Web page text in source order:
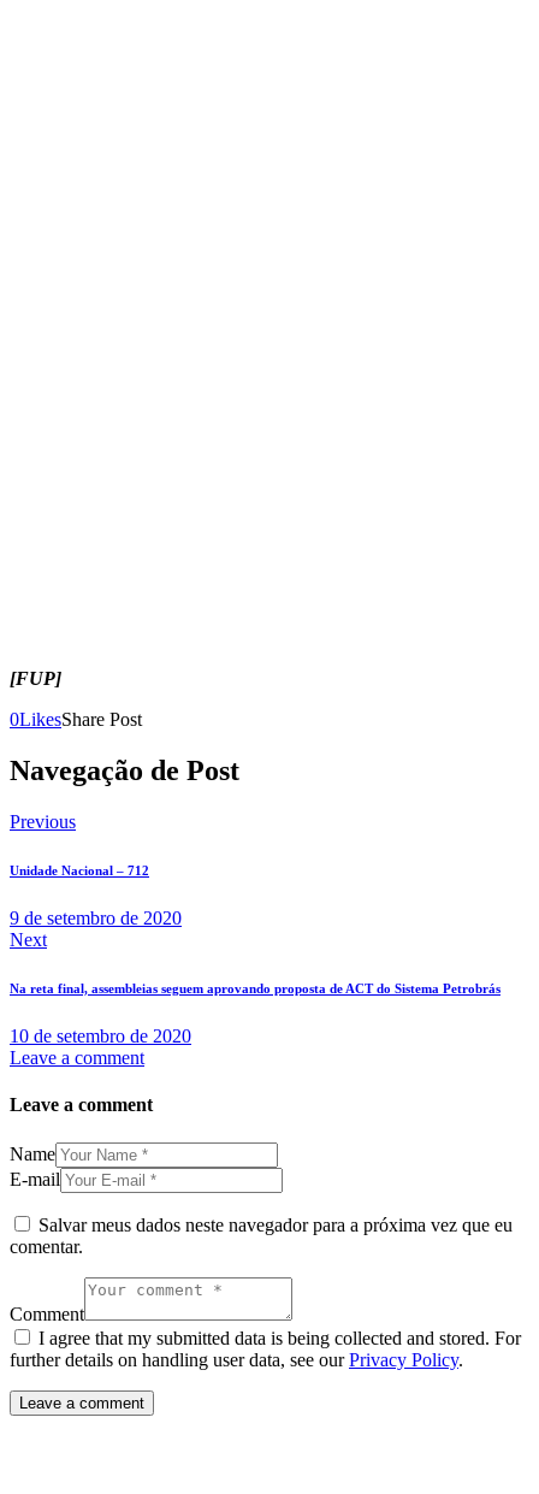
[FUP]
0LikesShare Post
Navegação de Post
Previous
Unidade Nacional – 712
9 de setembro de 2020
Next
Na reta final, assembleias seguem aprovando proposta de ACT do Sistema Petrobrás
10 de setembro de 2020
Leave a comment
Leave a comment
Name
E-mail
Salvar meus dados neste navegador para a próxima vez que eu
comentar.
Comment
I agree that my submitted data is being collected and stored. For
further details on handling user data, see ourPrivacy Policy.